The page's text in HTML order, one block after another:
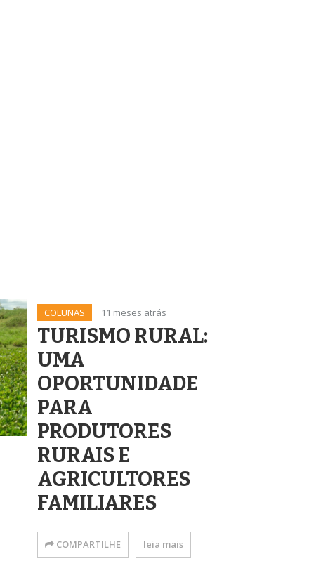
COLUNAS 11 meses atrás
TURISMO RURAL:
UMA
OPORTUNIDADE
PARA
PRODUTORES
RURAIS E
AGRICULTORES
FAMILIARES
COMPARTILHE leia mais